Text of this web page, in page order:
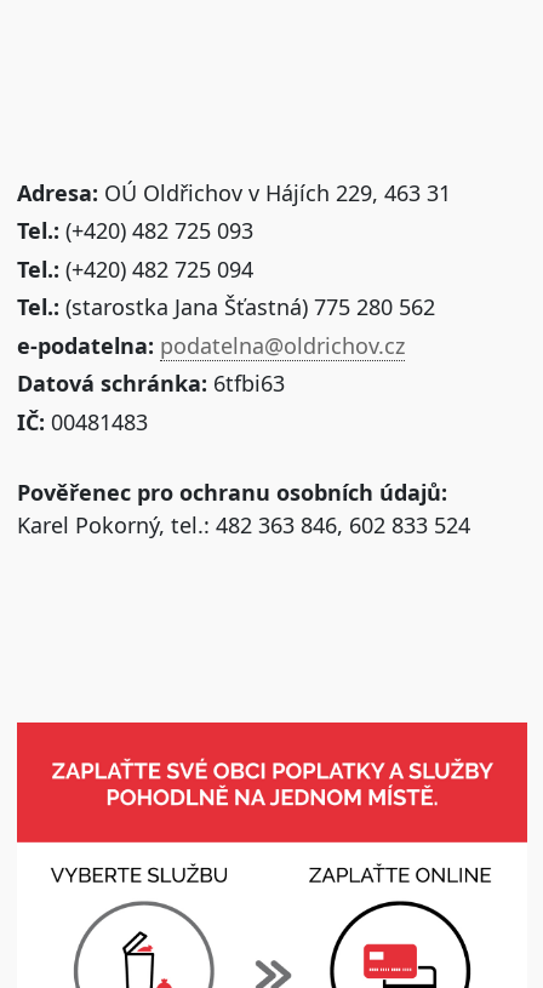
Adresa: OÚ Oldřichov v Hájích 229, 463 31
Tel.: (+420) 482 725 093
Tel.: (+420) 482 725 094
Tel.: (starostka Jana Šťastná) 775 280 562
e-podatelna: podatelna@oldrichov.cz
Datová schránka: 6tfbi63
IČ: 00481483
Pověřenec pro ochranu osobních údajů:
Karel Pokorný, tel.: 482 363 846, 602 833 524